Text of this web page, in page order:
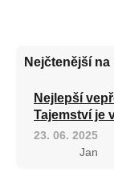
Nejčtenější
Nejlepší
Tajemství je
23. 06. 2025
Jan